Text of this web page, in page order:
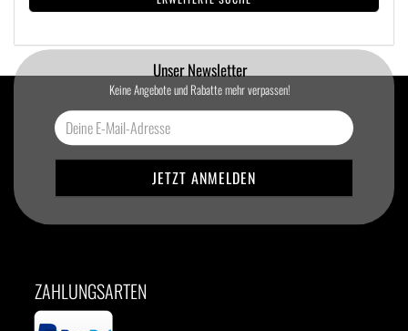
Unser Newsletter
Keine Angebote und Rabatte mehr verpassen!
ZAHLUNGSARTEN